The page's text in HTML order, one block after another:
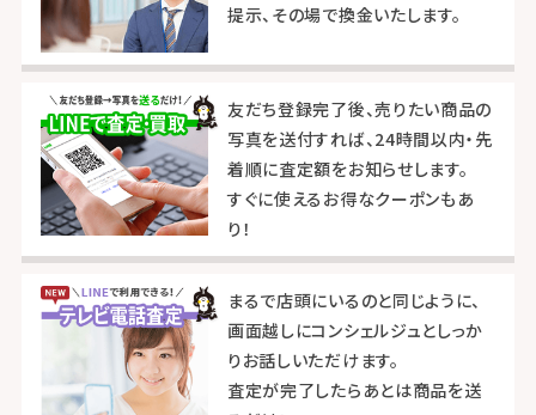
提示、その場で換金いたします。
友だち登録完了後、売りたい商品の
写真を送付すれば、24時間以内・先
着順に査定額をお知らせします。
すぐに使えるお得なクーポンもあ
り！
まるで店頭にいるのと同じように、
画面越しにコンシェルジュとしっか
りお話しいただけます。
査定が完了したらあとは商品を送